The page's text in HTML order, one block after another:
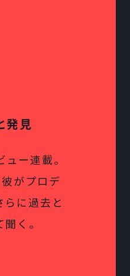
発見
ー連載。
がプロデ
らに過去と
く。